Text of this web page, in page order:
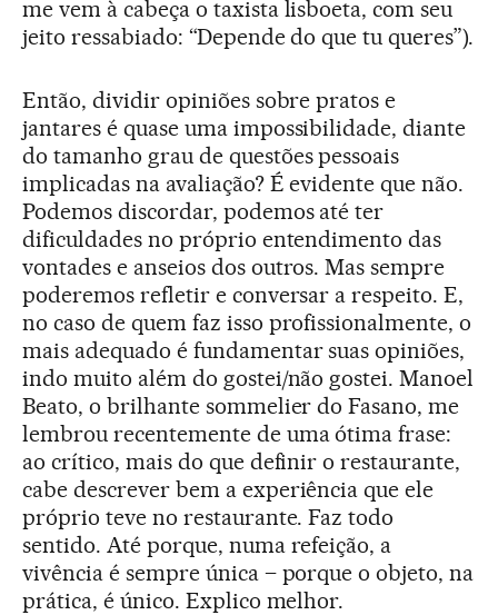
me vem à cabeça o taxista lisboeta, com seu
jeito ressabiado: “Depende do que tu queres”).
Então, dividir opiniões sobre pratos e
jantares é quase uma impossibilidade, diante
do tamanho grau de questões pessoais
implicadas na avaliação? É evidente que não.
Podemos discordar, podemos até ter
dificuldades no próprio entendimento das
vontades e anseios dos outros. Mas sempre
poderemos refletir e conversar a respeito. E,
no caso de quem faz isso profissionalmente, o
mais adequado é fundamentar suas opiniões,
indo muito além do gostei/não gostei. Manoel
Beato, o brilhante sommelier do Fasano, me
lembrou recentemente de uma ótima frase:
ao crítico, mais do que definir o restaurante,
cabe descrever bem a experiência que ele
próprio teve no restaurante. Faz todo
sentido. Até porque, numa refeição, a
vivência é sempre única – porque o objeto, na
prática, é único. Explico melhor.